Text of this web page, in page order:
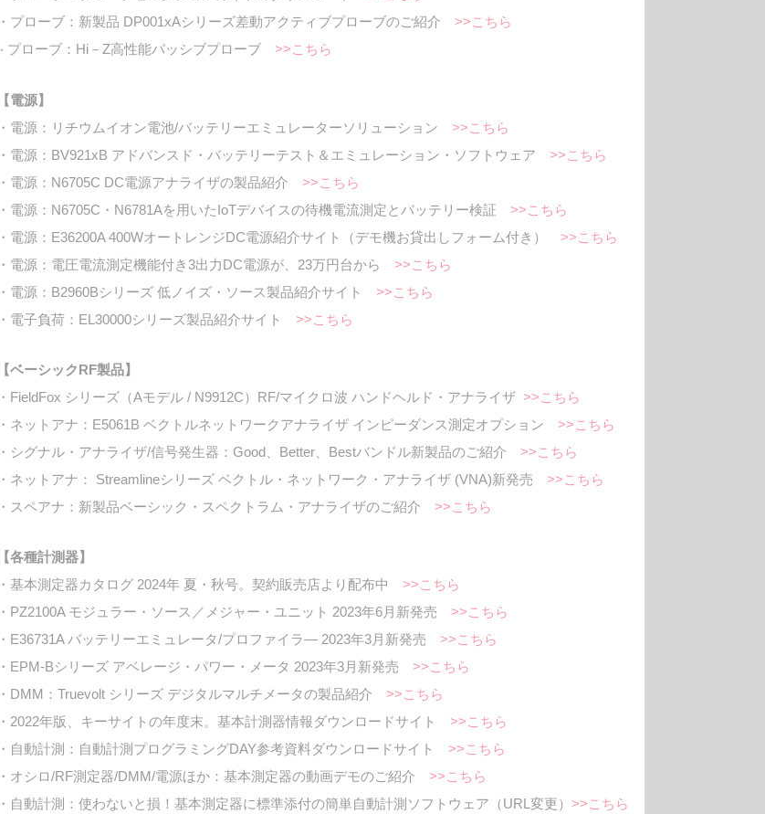
・プローブ：新製品 DP001xAシリーズ差動アクティブプローブのご紹介 >>こちら
・ プローブ：Hi－Z高性能パッシブプローブ>>こちら
【電源】
・電源：リチウムイオン電池/バッテリーエミュレーターソリューション >>こちら
・電源：BV921xB アドバンスド・バッテリーテスト＆エミュレーション・ソフトウェア >>こちら
・電源：N6705C DC電源アナライザの製品紹介 >>こちら
・電源：N6705C・N6781Aを用いたIoTデバイスの待機電流測定とバッテリー検証 >>こちら
・電源：E36200A 400WオートレンジDC電源紹介サイト（デモ機お貸出しフォーム付き） >>こちら
・電源：電圧電流測定機能付き3出力DC電源が、23万円台から >>こちら
・電源：B2960Bシリーズ 低ノイズ・ソース製品紹介サイト >>こちら
・電子負荷：EL30000シリーズ製品紹介サイト >>こちら
【ベーシックRF製品】
・FieldFox シリーズ（Aモデル / N9912C）RF/マイクロ波 ハンドヘルド・アナライザ >>こちら
・ネットアナ：E5061B ベクトルネットワークアナライザ インピーダンス測定オプション >>こちら
・シグナル・アナライザ/信号発生器：Good、Better、Bestバンドル新製品のご紹介 >>こちら
・ネットアナ： Streamlineシリーズ ベクトル・ネットワーク・アナライザ (VNA)新発売 >>こちら
・スペアナ：新製品ベーシック・スペクトラム・アナライザのご紹介 >>こちら
【各種計測器】
・基本測定器カタログ 2024年 夏・秋号。契約販売店より配布中 >>こちら
・PZ2100A モジュラー・ソース／メジャー・ユニット 2023年6月新発売 >>こちら
・E36731A バッテリーエミュレータ/プロファイラ― 2023年3月新発売 >>こちら
・EPM-Bシリーズ アベレージ・パワー・メータ 2023年3月新発売 >>こちら
・DMM：Truevolt シリーズ デジタルマルチメータの製品紹介 >>こちら
・2022年版、キーサイトの年度末。基本計測器情報ダウンロードサイト >>こちら
・自動計測：自動計測プログラミングDAY参考資料ダウンロードサイト >>こちら
・オシロ/RF測定器/DMM/電源ほか：基本測定器の動画デモのご紹介 >>こちら
・自動計測：使わないと損！基本測定器に標準添付の簡単自動計測ソフトウェア（URL変更） >>こちら